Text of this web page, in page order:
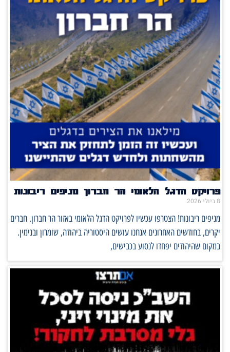
פרויקט הדגל הלאומי הר חברון מניפים ריבונות
8 ביולי 2026
מניפים ריבונות! הצטרפו עכשיו לפרויקט הדגל הלאומי באזור הר חברון. חברים
יקרים, בחודשים האחרונים אנחנו עושים היסטוריה ביהודה, שומרון ובנימין.
במקום שהיהודים יפחדו לנסוע בכבישים,